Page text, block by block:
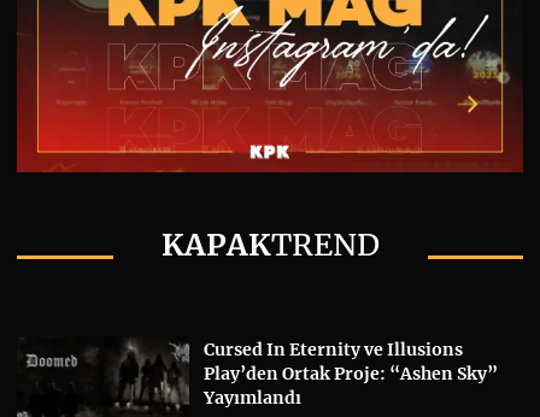
KAPAKTREND
Cursed In Eternity ve Illusions
Play’den Ortak Proje: “Ashen Sky”
Yayımlandı